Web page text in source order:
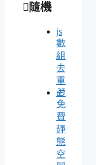
隨機
js
數
組
去
重
🎁
免
費
靜
態
空